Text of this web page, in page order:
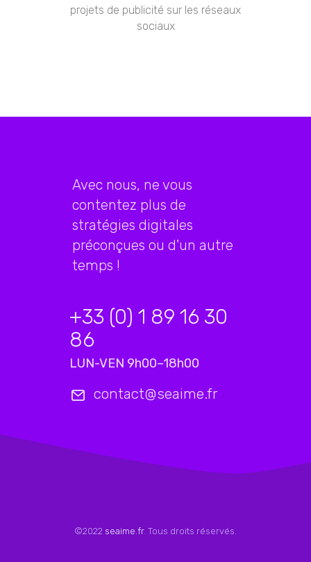
projets de publicité sur les réseaux
sociaux
Avec nous, ne vous
contentez plus de
stratégies digitales
préconçues ou d'un autre
temps !
+33 (0) 1 89 16 30
86
LUN-VEN 9h00–18h00
contact@seaime.fr
©2022 seaime.fr. Tous droits réservés.